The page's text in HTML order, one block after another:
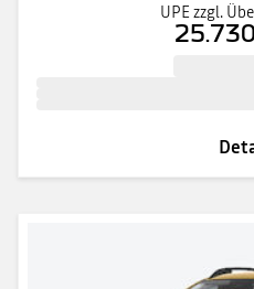
UPE zzgl.